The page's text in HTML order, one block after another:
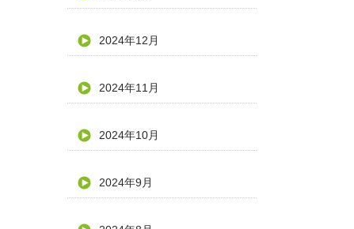
2024年12月
2024年11月
2024年10月
2024年9月